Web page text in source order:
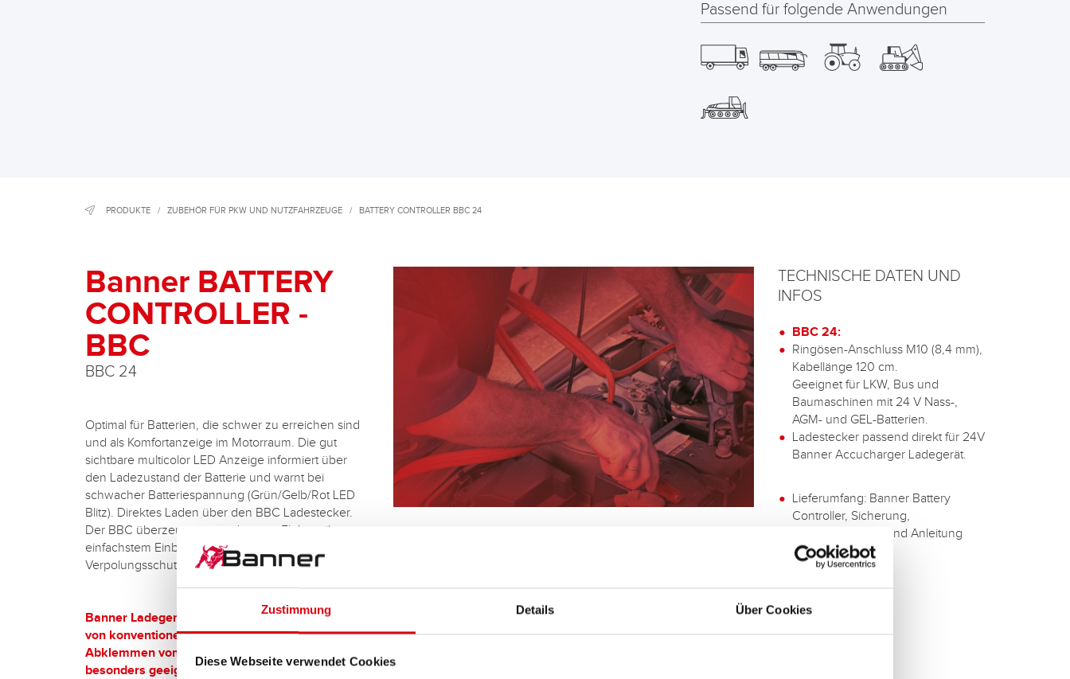
Zustimmung Details Über Cookies
Diese Webseite verwendet Cookies
Passend für folgende Anwendungen
PRODUKTE / ZUBEHÖR FÜR PKW UND NUTZFAHRZEUGE / BATTERY CONTROLLER BBC 24
Banner BATTERY
CONTROLLER -
BBC
BBC 24
Optimal für Batterien, die schwer zu erreichen sind
und als Komfortanzeige im Motorraum. Die gut
sichtbare multicolor LED Anzeige informiert über
den Ladezustand der Batterie und warnt bei
schwacher Batteriespannung (Grün/Gelb/Rot LED
Blitz). Direktes Laden über den BBC Ladestecker.
Der BBC überzeugt mit modernster Elektronik,
einfachstem Einbau und maximaler Sicherheit durch
Verpolungsschutz.
Banner Ladegeräte ermöglichen das Aufladen
von konventionellen Starterbatterien ohne
Abklemmen vom Fahrzeugbordnetz und sind
besonders geeignet für PKW, Nutzfahrzeuge,
TECHNISCHE DATEN UND
INFOS
BBC 24:
Ringösen-Anschluss M10 (8,4 mm),
Kabellänge 120 cm.
Geeignet für LKW, Bus und
Baumaschinen mit 24 V Nass-,
AGM- und GEL-Batterien.
Ladestecker passend direkt für 24V
Banner Accucharger Ladegerät.
Lieferumfang: Banner Battery
Controller, Sicherung,
Montagematerial und Anleitung